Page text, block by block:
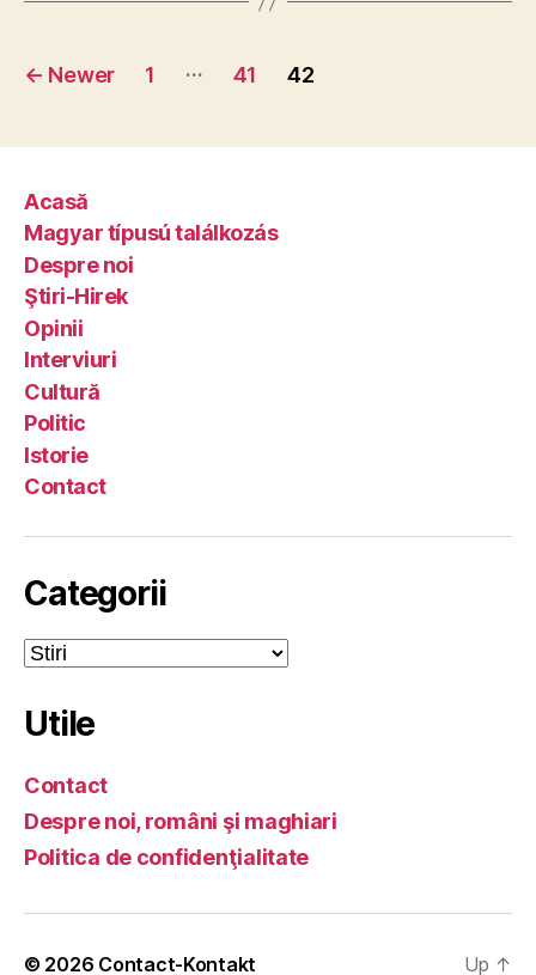
Posts
← Newer 1 … 41 42
Acasă
Magyar típusú találkozás
Despre noi
Ştiri-Hirek
Opinii
Interviuri
Cultură
Politic
Istorie
Contact
Categorii
Categorii
Utile
Contact
Despre noi, români şi maghiari
Politica de confidenţialitate
© 2026 Contact-Kontakt Up ↑